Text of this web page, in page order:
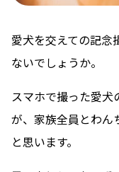
愛犬を交えての記念
ないでしょうか。
スマホで撮った愛犬
が、家族全員とわん
と思います。